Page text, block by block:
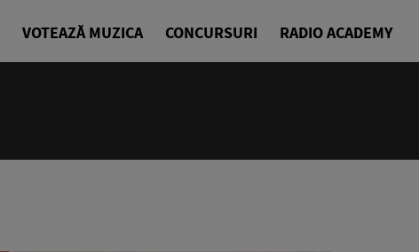
VOTEAZĂ MUZICA CONCURSURI RADIO ACADEMY